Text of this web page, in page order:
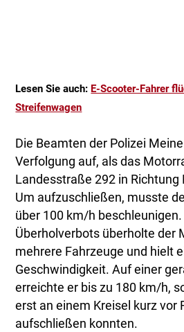
Lesen Sie auch: E-Scooter-Fahrer
Streifenwagen
Die Beamten der Polizei
Verfolgung auf, als das
Landesstraße 292 in Richtung
Um aufzuschließen, musste
über 100 km/h
Überholverbots überholte der
mehrere Fahrzeuge und hielt
Geschwindigkeit. Auf einer
erreichte er bis zu 180 km/h,
erst an einem Kreisel kurz vor
aufschließen konnten.